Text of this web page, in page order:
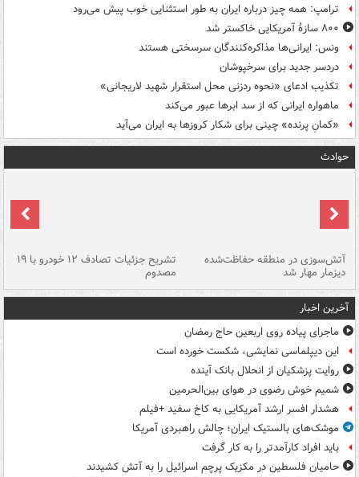
ترامپ: همه چیز درباره ایران به طور استثنایی خوب پیش می‌رود
۸۰۰ سازۀ آمریکایی خاکستر شد
ونس: ایرانی‌ها مذاکره‌کنندگان سرسختی هستند
دردسر جدید برای سرخپوشان
تکذیب ادعای «نحوه ردزنی محل استقرار شهید لاریجانی»
ماهواره ایرانی که از سد ابرها عبور می‌کند
«کمانِ پرنده» چینی برای شکار کروزها به ایران می‌آید
حوادث
آتش‌سوزی در منطقه حفاظت‌شده
دیزمار مهار شد
تشریح جزئیات تصادف ۱۲ خودرو با ۱۹
مصدوم
آخرین اخبار
ماجرای پیاده روی اربعین حاج رمضان
این دیپلماسی نمایشی، شکست خورده است
روایت پزشکیان از انحلال بانک آینده
شمیم خوش رضوی در هوای بین‌الحرمین
هشدار افسر ارشد آمریکایی به کاخ سفید +فیلم
موشک‌های بالستیک ایران؛ چالش راهبردی آمریکا
باید افراد کارآمدتر را به کار گرفت
حامیان فلسطین در مکزیک پرچم اسرائیل را به آتش کشیدند